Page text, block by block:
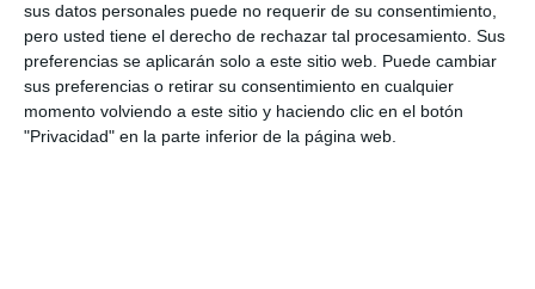
sus datos personales puede no requerir de su consentimiento,
pero usted tiene el derecho de rechazar tal procesamiento. Sus
preferencias se aplicarán solo a este sitio web. Puede cambiar
sus preferencias o retirar su consentimiento en cualquier
momento volviendo a este sitio y haciendo clic en el botón
"Privacidad" en la parte inferior de la página web.
Su estructura progresiva permite trabajar tanto
las destrezas de cálculo como la resolución de
problemas y el razonamiento matemático,
convirtiéndolo en un recurso muy útil para